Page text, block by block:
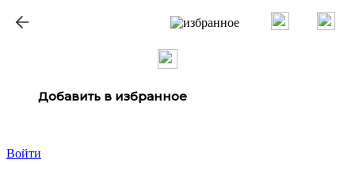
Добавить в избранное
Войти